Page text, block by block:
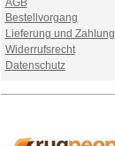
Bestellvorgang
Lieferung und Zahlung
Widerrufsrecht
Datenschutz